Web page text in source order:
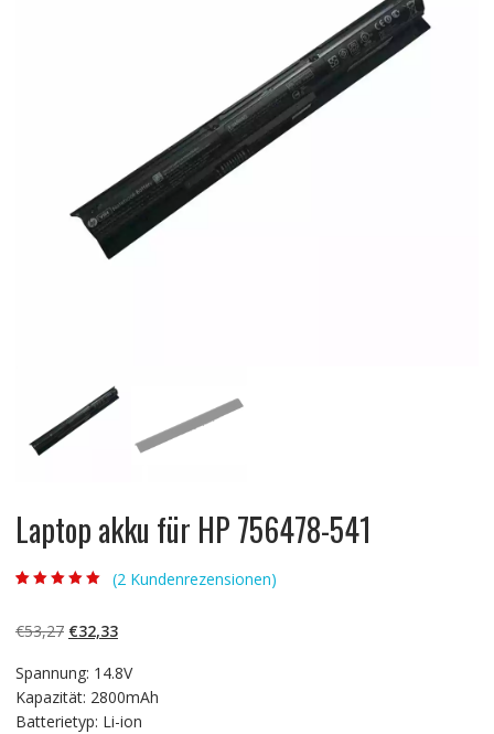
Laptop akku für HP 756478-541
basierend auf
Kundenbewertun
(2 Kundenrezensionen)
€53,27 Ursprünglicher
war:
€53,27
€32,33Aktueller
ist:
€32,33.
Spannung: 14.8V
Kapazität: 2800mAh
Batterietyp: Li-ion